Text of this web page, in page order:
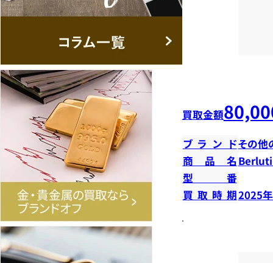
買取金額
ブランドその他
商品名
型番
買取時期2025